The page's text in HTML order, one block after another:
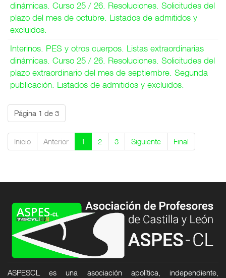
dinámicas. Curso 25 / 26. Resoluciones. Solicitudes del
plazo del mes de octubre. Listados de admitidos y
excluidos.
Interinos. PES y otros cuerpos. Listas extraordinarias
dinámicas. Curso 25 / 26. Resoluciones. Solicitudes del
plazo extraordinario del mes de septiembre. Segunda
publicación. Listados de admitidos y excluidos.
Página 1 de 3
Inicio Anterior 1 2 3 Siguiente Final
ASPESCL es una asociación apolítica, independiente,